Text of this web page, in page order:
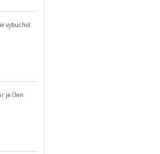
vybuchol
je člen